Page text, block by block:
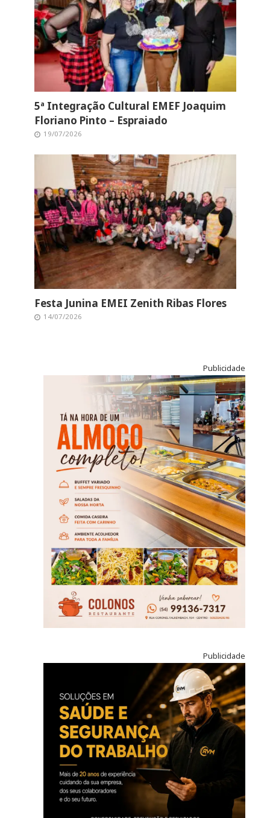
5ª Integração Cultural EMEF Joaquim
Floriano Pinto – Espraiado
19/07/2026
Festa Junina EMEI Zenith Ribas Flores
14/07/2026
Publicidade
Publicidade